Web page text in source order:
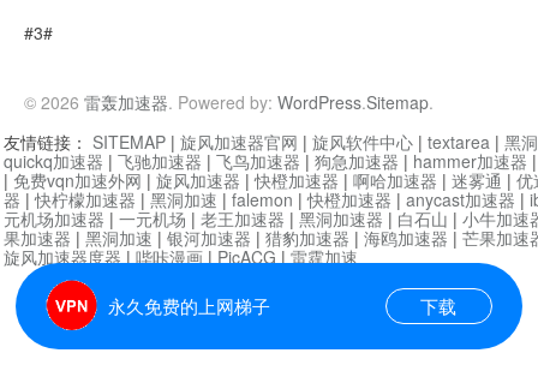
#3#
© 2026 雷轰加速器. Powered by: WordPress.Sitemap.
永久免费的上网梯子 下载
友情链接： SITEMAP | 旋风加速器官网 | 旋风软件中心 | textarea | 黑
quickq加速器 | 飞驰加速器 | 飞鸟加速器 | 狗急加速器 | hammer加速器
| 免费vqn加速外网 | 旋风加速器 |快橙加速器 | 啊哈加速器 | 迷雾通 | 优
器 |快柠檬加速器 | 黑洞加速 | falemon |快橙加速器 | anycast加速器 |
元机场加速器 | 一元机场 | 老王加速器 | 黑洞加速器 | 白石山 | 小牛加速
果加速器 | 黑洞加速 | 银河加速器 | 猎豹加速器 | 海鸥加速器 | 芒果加速
旋风加速器度器|哔咔漫画|PicACG|雷霆加速